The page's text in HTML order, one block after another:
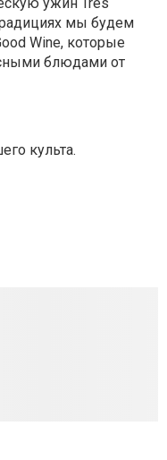
мы будем
Wine, которые
блюдами от
культа.